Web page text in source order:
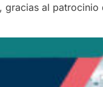
gracias al patrocinio